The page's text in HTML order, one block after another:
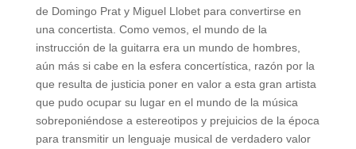
de Domingo Prat y Miguel Llobet para convertirse en
una concertista. Como vemos, el mundo de la
instrucción de la guitarra era un mundo de hombres,
aún más si cabe en la esfera concertística, razón por la
que resulta de justicia poner en valor a esta gran artista
que pudo ocupar su lugar en el mundo de la música
sobreponiéndose a estereotipos y prejuicios de la época
para transmitir un lenguaje musical de verdadero valor